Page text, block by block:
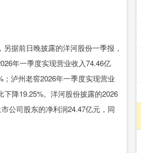
据前日晚披露的洋河股份一季报，
年一季度实现营业收入74.46亿
泸州老窖2026年一季度实现营业
降19.25%。洋河股份披露的2026
公司股东的净利润24.47亿元，同